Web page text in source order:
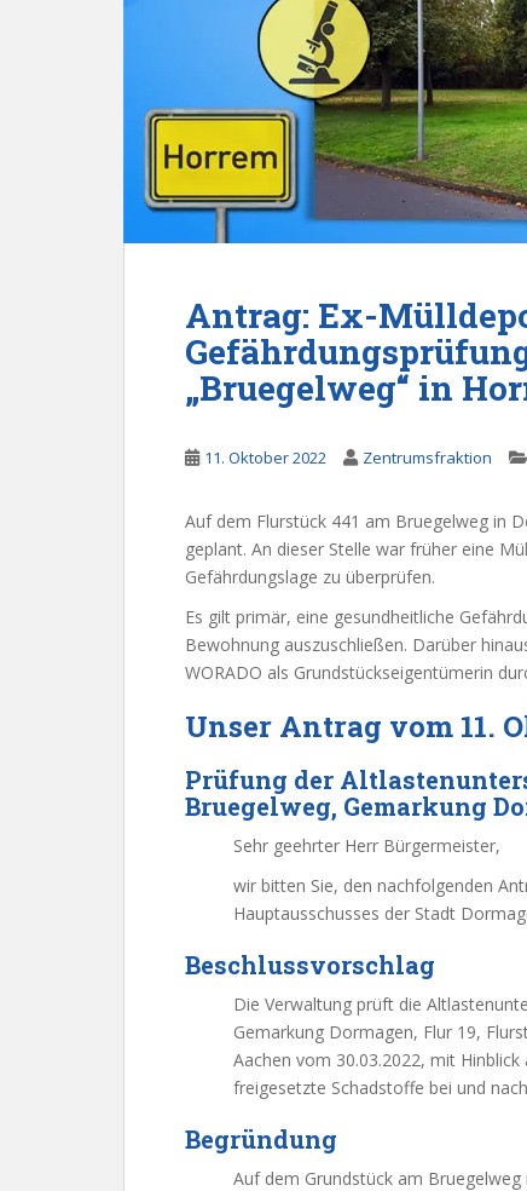
Antrag: Ex-
„Bruegelweg“ in
11. Oktober 2022 Zentrumsfraktion
Auf dem Flurstück 441 am Bruegelweg in
geplant. An dieser Stelle war früher eine
Gefährdungslage zu überprüfen.
Es gilt primär, eine gesundheitliche
Bewohnung auszuschließen. Darüber
WORADO als Grundstückseigentümerin
Unser Antrag vom 11.
Prüfung der
Bruegelweg, Gemarkung
Sehr geehrter Herr Bürgermeister,
wir bitten Sie, den nachfolgenden
Hauptausschusses der Stadt
Beschlussvorschlag
Die Verwaltung prüft die
Gemarkung Dormagen, Flur 19,
Aachen vom 30.03.2022, mit
freigesetzte Schadstoffe bei und
Begründung
Auf dem Grundstück am